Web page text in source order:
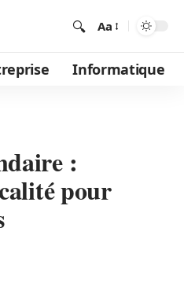
Aa
Informatique
:
pour